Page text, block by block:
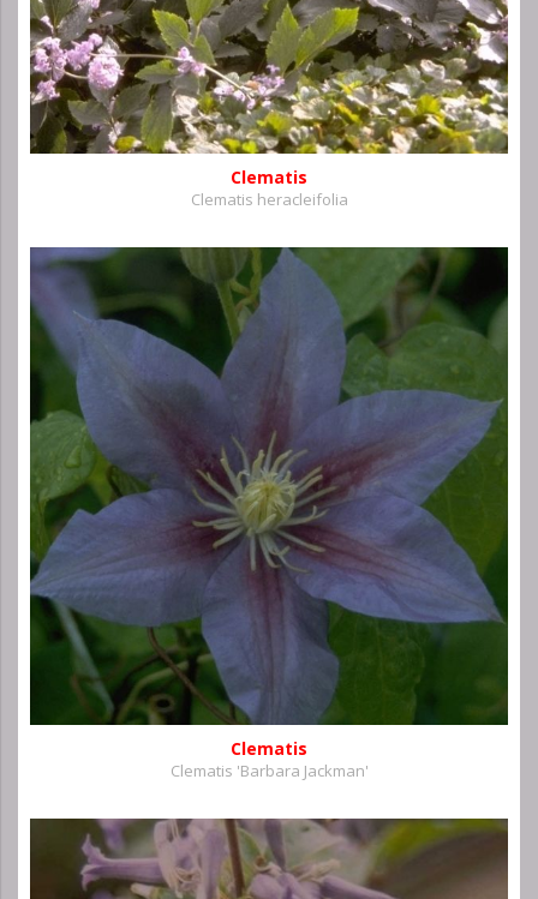
Clematis
Clematis heracleifolia
Clematis
Clematis 'Barbara Jackman'